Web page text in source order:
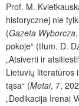
Prof. M.
historycznej nie
(Gazeta Wyborcza,
pokoje“ (tłum. D.
„Atsiverti ir
Lietuvių literatūros
tąsa“ (Metai, 7,
„Dedikacija Irenai